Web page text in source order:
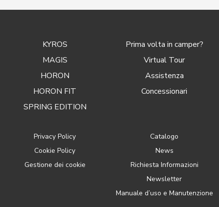
KYROS
MAGIS
HORON
HORON FIT
SPRING EDITION
Prima volta in camper?
Virtual Tour
Assistenza
Concessionari
Privacy Policy
Cookie Policy
Gestione dei cookie
Catalogo
News
Richiesta Informazioni
Newsletter
Manuale d’uso e Manutenzione